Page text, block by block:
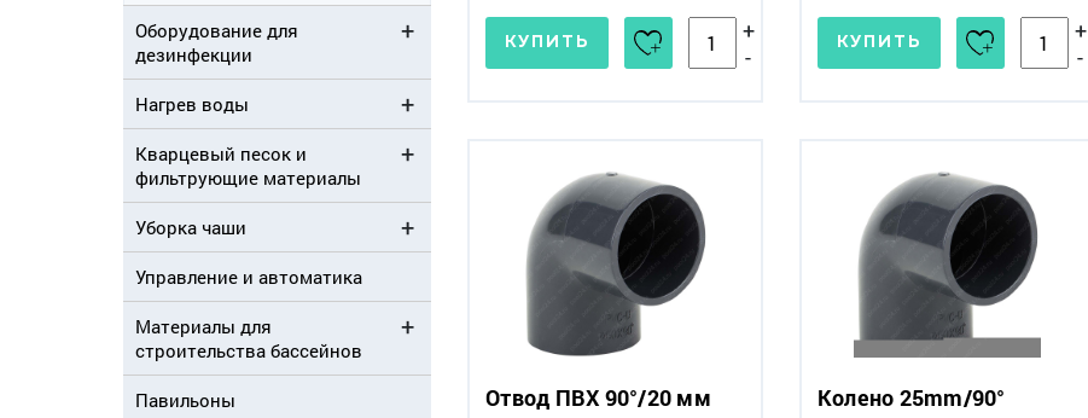
Оборудование для
дезинфекции
Нагрев воды
Кварцевый песок и
фильтрующие материалы
Уборка чаши
Управление и автоматика
Материалы для
строительства бассейнов
Павильоны
КУПИТЬ
+
-
КУПИТЬ
+
-
Отвод ПВХ 90°/20 мм Колено 25mm/90°